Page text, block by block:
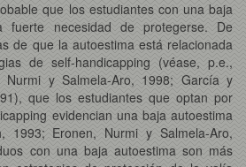
que los estudiantes con una baja
fuerte necesidad de protegerse. De
de que la autoestima está relacionada
de self-handicapping (véase, p.e.,
Nurmi y Salmela-Aro, 1998; García y
que los estudiantes que optan por
evidencian una baja autoestima
1993; Eronen, Nurmi y Salmela-Aro,
con una baja autoestima son más